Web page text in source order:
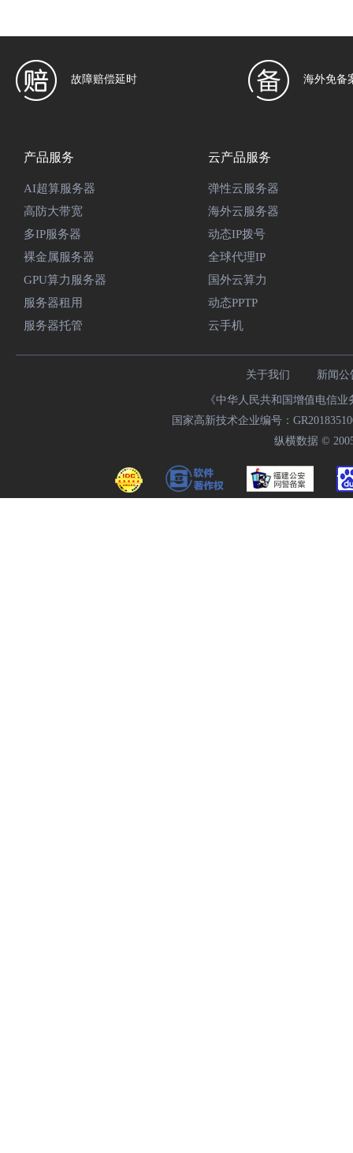
故障赔偿延时 海外免备
产品服务
AI超算服务器
高防大带宽
多IP服务器
裸金属服务器
GPU算力服务器
服务器租用
服务器托管
云产品服务
弹性云服务器
海外云服务器
动态IP拨号
全球代理IP
国外云算力
动态PPTP
云手机
关于我们 新闻公
《中华人民共和国增值电信
国家高新技术企业编号：
纵横数据 ©